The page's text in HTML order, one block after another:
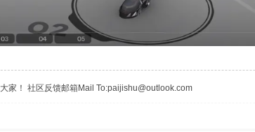
家！ 社区反馈邮箱Mail To:paijishu@outlook.com